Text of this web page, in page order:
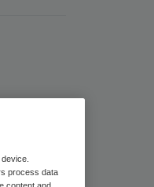
process data